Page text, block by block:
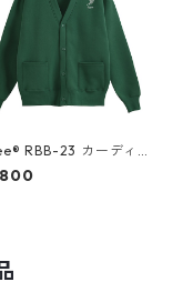
RBB-23 カーディガ
ーン（刺繍）